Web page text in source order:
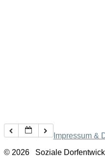
Impressum &
© 2026
Soziale